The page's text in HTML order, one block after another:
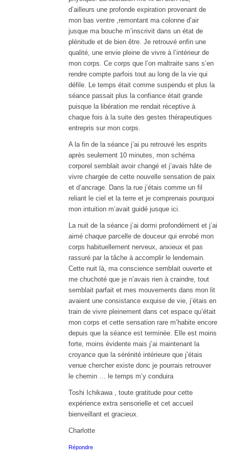
d’ailleurs une profonde expiration provenant de
mon bas ventre ,remontant ma colonne d’air
jusque ma bouche m’inscrivit dans un état de
plénitude et de bien être. Je retrouvé enfin une
qualité, une envie pleine de vivre à l’intérieur de
mon corps. Ce corps que l’on maltraite sans s’en
rendre compte parfois tout au long de la vie qui
défile. Le temps était comme suspendu et plus la
séance passait plus la confiance était grande
puisque la libération me rendait réceptive à
chaque fois à la suite des gestes thérapeutiques
entrepris sur mon corps.
A la fin de la séance j’ai pu retrouvé les esprits
après seulement 10 minutes, mon schéma
corporel semblait avoir changé et j’avais hâte de
vivre chargée de cette nouvelle sensation de paix
et d’ancrage. Dans la rue j’étais comme un fil
reliant le ciel et la terre et je comprenais pourquoi
mon intuition m’avait guidé jusque ici.
La nuit de la séance j’ai dormi profondément et j’ai
aimé chaque parcelle de douceur qui enrobé mon
corps habituellement nerveux, anxieux et pas
rassuré par la tâche à accomplir le lendemain.
Cette nuit là, ma conscience semblait ouverte et
me chuchoté que je n’avais rien à craindre, tout
semblait parfait et mes mouvements dans mon lit
avaient une consistance exquise de vie, j’étais en
train de vivre pleinement dans cet espace qu’était
mon corps et cette sensation rare m’habite encore
depuis que la séance est terminée. Elle est moins
forte, moins évidente mais j’ai maintenant la
croyance que la sérénité intérieure que j’étais
venue chercher existe donc je pourrais retrouver
le chemin … le temps m’y conduira
Toshi Ichikawa , toute gratitude pour cette
expérience extra sensorielle et cet accueil
bienveillant et gracieux.
Charlotte
Répondre